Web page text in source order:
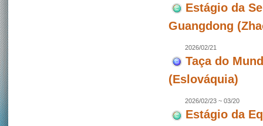
Estágio da
Guangdong
2026/02/21
Taça do
(Eslováquia)
2026/02/23 ~ 03/20
Estágio da